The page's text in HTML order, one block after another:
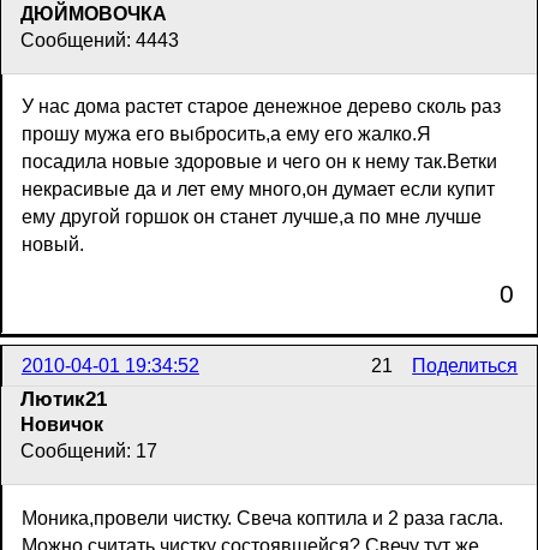
ДЮЙМОВОЧКА
Сообщений: 4443
У нас дома растет старое денежное дерево сколь раз
прошу мужа его выбросить,а ему его жалко.Я
посадила новые здоровые и чего он к нему так.Ветки
некрасивые да и лет ему много,он думает если купит
ему другой горшок он станет лучше,а по мне лучше
новый.
0
Поделиться
21
2010-04-01 19:34:52
Лютик21
Новичок
Сообщений: 17
Моника,провели чистку. Свеча коптила и 2 раза гасла.
Можно считать чистку состоявшейся? Свечу тут же